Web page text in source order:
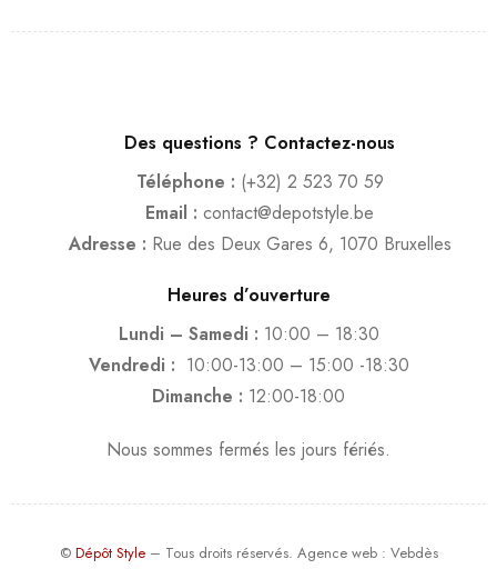
Des questions ? Contactez-nous
Téléphone : (+32) 2 523 70 59
Email : contact@depotstyle.be
Adresse : Rue des Deux Gares 6, 1070 Bruxelles
Heures d’ouverture
Lundi – Samedi : 10:00 – 18:30
Vendredi : 10:00-13:00 – 15:00 -18:30
Dimanche : 12:00-18:00
Nous sommes fermés les jours fériés.
© Dépôt Style– Tous droits réservés. Agence web: Vebdès